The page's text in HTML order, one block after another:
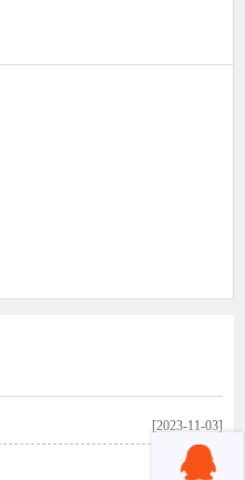
[2023-11-03]
[2023-10-16]